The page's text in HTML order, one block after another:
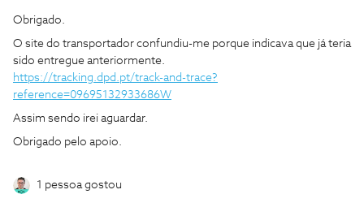
Obrigado.
O site do transportador confundiu-me porque indicava que já teria
sido entregue anteriormente.
https://tracking.dpd.pt/track-and-trace?
reference=09695132933686W
Assim sendo irei aguardar.
Obrigado pelo apoio.
1 pessoa gostou